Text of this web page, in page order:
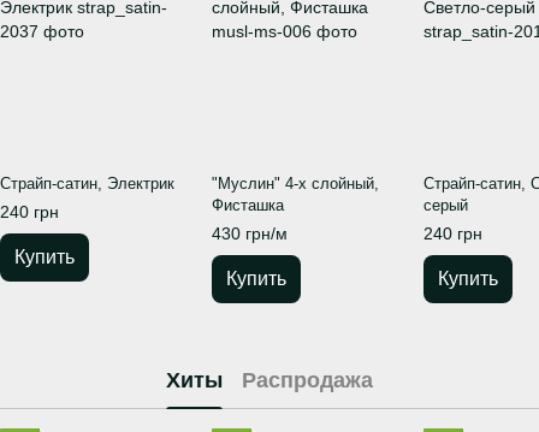
Страйп-сатин, Электрик
240 грн
Купить
"Муслин" 4-х слойный,
Фисташка
430 грн/м
Купить
Страйп-сатин,
серый
240 грн
Купить
Хиты Распродажа